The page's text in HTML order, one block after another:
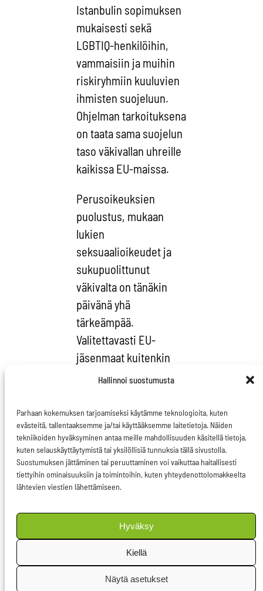
Hallinnoi suostumusta
Parhaan kokemuksen tarjoamiseksi käytämme teknologioita, kuten
evästeitä, tallentaaksemme ja/tai käyttääksemme laitetietoja. Näiden
tekniikoiden hyväksyminen antaa meille mahdollisuuden käsitellä tietoja,
kuten selauskäyttäytymistä tai yksilöllisiä tunnuksia tällä sivustolla.
Suostumuksen jättäminen tai peruuttaminen voi vaikuttaa haitallisesti
tiettyihin ominaisuuksiin ja toimintoihin, kuten yhteydenottolomakkeelta
lähtevien viestien lähettämiseen.
Hyväksy
Kiellä
Näytä asetukset
Istanbulin sopimuksen
mukaisesti sekä
LGBTIQ-henkilöihin,
vammaisiin ja muihin
riskiryhmiin kuuluvien
ihmisten suojeluun.
Ohjelman tarkoituksena
on taata sama suojelun
taso väkivallan uhreille
kaikissa EU-maissa.
Perusoikeuksien
puolustus, mukaan
lukien
seksuaalioikeudet ja
sukupuolittunut
väkivalta on tänäkin
päivänä yhä
tärkeämpää.
Valitettavasti EU-
jäsenmaat kuitenkin
noudattavat näitä
valikoidummin, vaikka
kaikille kuuluvat ihmis-
ja perusoikeudet ovat
EU:n perusta ja kirjattu
perusoikeuskirjaan.
viime vuosina jopa
hyökänneet yhä
julkeammin
perusoikeuksia
vastaan, ja tiettyjä